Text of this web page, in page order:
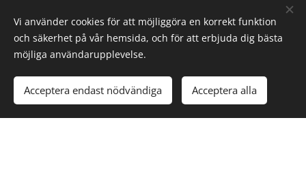
070-3562048, 0141 62048
GPS: 59.326218, 18.07469
Vi använder cookies för att möjliggöra en korrekt funktion
och säkerhet på vår hemsida, och för att erbjuda dig bästa
möjliga användarupplevelse.
Acceptera endast nödvändiga Acceptera alla